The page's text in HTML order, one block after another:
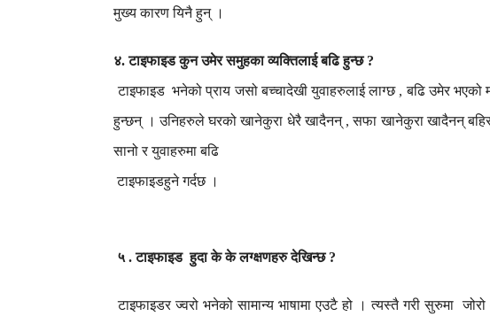
मुख्यकारणयिनैहुन् ।
४.टाइफाइडकुनउमेरसमुहकाव्यक्तिलाईबढिहुन्छ?
टाइफाइड भनेकोप्राय जसोबच्चादेखीयुवाहरुलाईलाग्छ,बढिउमेरभएको
हुन्छन् । उनिहरुलेघरकोखानेकुरा धेरैखादैनन्,सफा खानेकुराखादैनन्
सानोरयुवाहरुमाबढि
टाइफाइडहुनेगर्दछ ।
५ .टाइफाइड हुदाकेकेलग्क्षणहरुदेखिन्छ?
टाइफाइडर ज्वरो भनेको सामान्य भाषामा एउटै हो । त्यस्तै गरी सुरुमा जोरो